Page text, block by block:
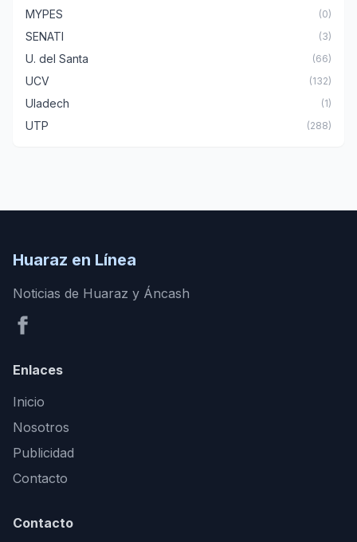
MYPES (0)
SENATI (3)
U. del Santa (66)
UCV (132)
Uladech (1)
UTP (288)
Huaraz en Línea
Noticias de Huaraz y Áncash
Enlaces
Inicio
Nosotros
Publicidad
Contacto
Contacto